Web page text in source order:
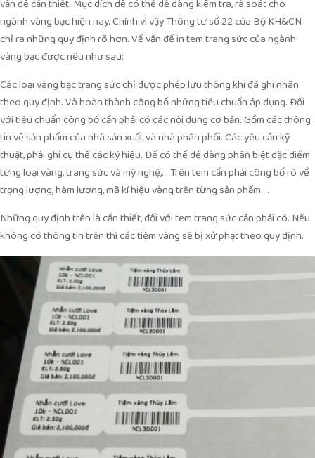
vấn đề cần thiết. Mục đích để có thể dễ dàng kiểm tra, rà soát cho
ngành vàng bạc hiện nay. Chính vì vậy Thông tư số 22 của Bộ KH&CN
chỉ ra những quy định rõ hơn. Về vấn đề in tem trang sức của ngành
vàng bạc được nêu như sau:
Các loại vàng bạc trang sức chỉ được phép lưu thông khi đã ghi nhãn
theo quy định. Và hoàn thành công bố những tiêu chuẩn áp dụng. Đối
với tiêu chuẩn công bố cần phải có các nội dung cơ bản. Gồm các thông
tin về sản phẩm của nhà sản xuất và nhà phân phối. Các yêu cầu kỹ
thuật, phải ghi cụ thể các ký hiệu. Để có thể dễ dàng phân biệt đặc điểm
từng loại vàng, trang sức và mỹ nghệ,… Trên tem cần phải công bố rõ về
trọng lượng, hàm lương, mã kí hiệu vàng trên từng sản phẩm….
Những quy định trên là cần thiết, đối với tem trang sức cần phải có. Nếu
không có thông tin trên thì các tiệm vàng sẽ bị xử phạt theo quy định.